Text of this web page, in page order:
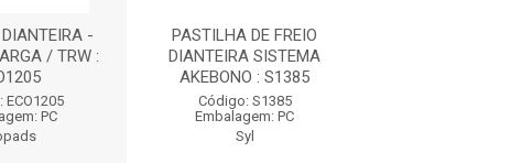
-
/ TRW :
ECO1205
PC
PASTILHA DE FREIO
DIANTEIRA SISTEMA
AKEBONO : S1385
Código: S1385
Embalagem: PC
Syl